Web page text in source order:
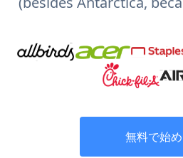
無料で始